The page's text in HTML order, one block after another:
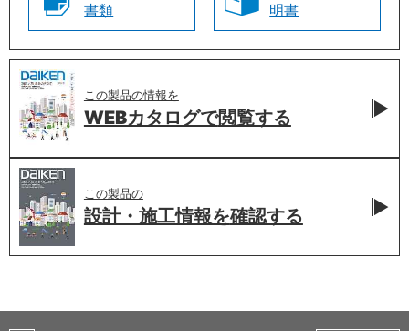
書類
明書
この製品の情報を
WEBカタログで閲覧する
この製品の
設計・施工情報を確認する